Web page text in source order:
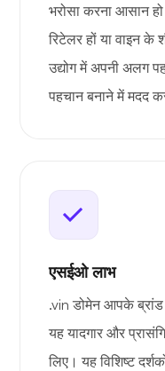
भरोसा करना आसान हो
रिटेलर हों या वाइन के
उद्योग में अपनी अलग
पहचान बनाने में मदद
एसईओ लाभ
.vin डोमेन आपके
यह यादगार और
लिए। यह विशिष्ट